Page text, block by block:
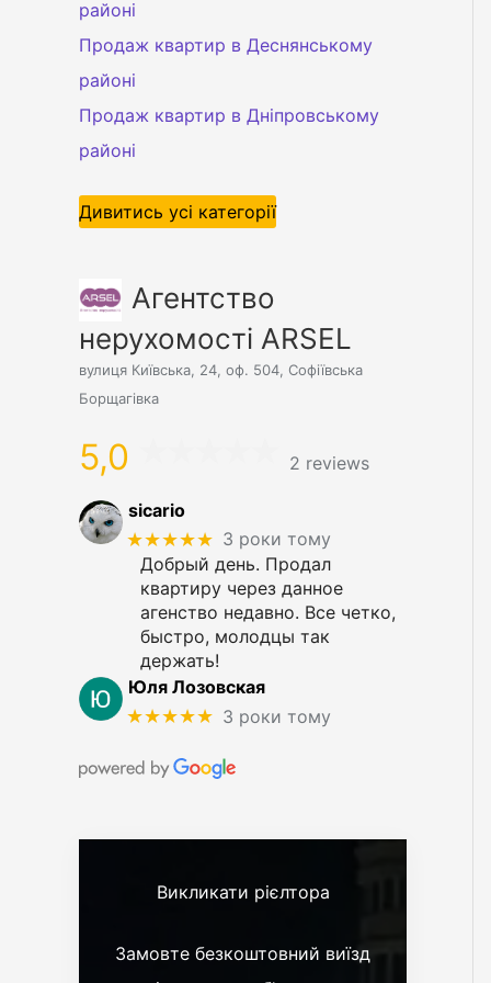
районі
Продаж квартир в Деснянському
районі
Продаж квартир в Дніпровському
районі
Дивитись усі категорії
Агентство
нерухомості ARSEL
вулиця Київська, 24, оф. 504, Софіївська
Борщагівка
5,0 2 reviews
sicario
★★★★★ 3 роки тому
Добрый день. Продал
квартиру через данное
агенство недавно. Все четко,
быстро, молодцы так
держать!
Юля Лозовская
★★★★★ 3 роки тому
Викликати рієлтора
Замовте безкоштовний виїзд